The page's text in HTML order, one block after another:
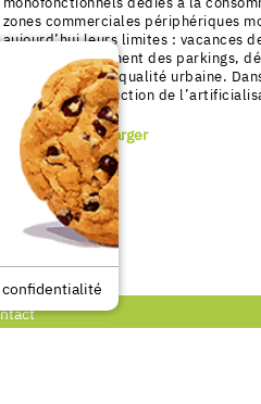
zones commerciales périphériques
aujourd’hui leurs limites : vacances
surdimensionnement des parkings,
la voiture, faible qualité urbaine.
contexte de réduction de
> Lire > Télécharger